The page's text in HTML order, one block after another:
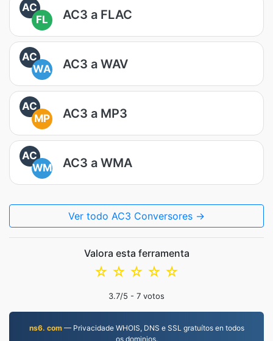
AC
FL
AC3 a FLAC
AC
WA
AC3 a WAV
AC
MP
AC3 a MP3
AC
WM
AC3 a WMA
Ver todo AC3 Conversores →
Valora esta ferramenta
☆
☆
☆
☆
☆
3.7/5 - 7 votos
ns6. com— Privacidade WHOIS, DNS e SSL gratuítos en todos
os dominios.